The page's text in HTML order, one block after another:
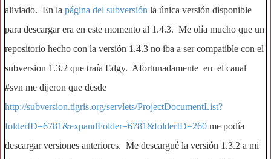
aliviado. En la página del subversión la única versión disponible
para descargar era en este momento al 1.4.3. Me olía mucho que un
repositorio hecho con la versión 1.4.3 no iba a ser compatible con el
subversion 1.3.2 que traía Edgy. Afortunadamente en el canal
#svn me dijeron que desde
http://subversion.tigris.org/servlets/ProjectDocumentList?
folderID=6781&expandFolder=6781&folderID=260 me podía
descargar versiones anteriores. Me descargué la versión 1.3.2 a mi